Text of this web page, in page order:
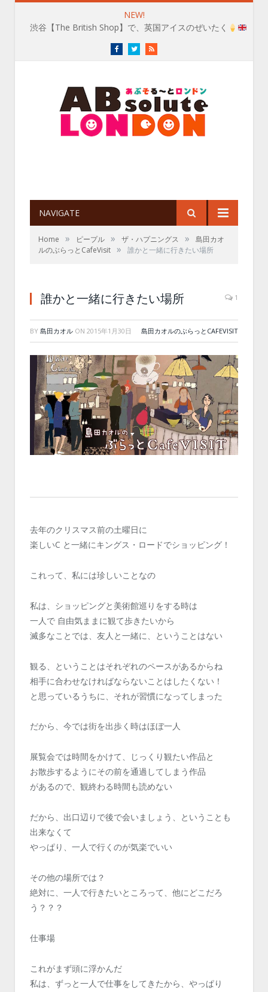
NEW!
渋谷【The British Shop】で、英国アイスのぜいたく
FacebookTwitterRSS
NAVIGATE
Home » ピープル » ザ・ハプニングス »
島田カオ
ルのぶらっとCafeVisit » 誰かと一緒に行きたい場所
誰かと一緒に行きたい場所 1
BY 島田カオル ON 2015年1月30日 島田カオルのぶらっとCAFEVISIT
去年のクリスマス前の土曜日に
楽しいC と一緒にキングス・ロードでショッピング！
これって、私には珍しいことなの
私は、ショッピングと美術館巡りをする時は
一人で 自由気ままに観て歩きたいから
滅多なことでは、友人と一緒に、ということはない
観る、ということはそれぞれのペースがあるからね
相手に合わせなければならないことはしたくない！
と思っているうちに、それが習慣になってしまった
だから、今では街を出歩く時はほぼ一人
展覧会では時間をかけて、じっくり観たい作品と
お散歩するようにその前を通過してしまう作品
があるので、観終わる時間も読めない
だから、出口辺りで後で会いましょう、ということも
出来なくて
やっぱり、一人で行くのが気楽でいい
その他の場所では？
絶対に、一人で行きたいところって、他にどこだろ
う？？？
仕事場
これがまず頭に浮かんだ
私は、ずっと一人で仕事をしてきたから、やっぱり